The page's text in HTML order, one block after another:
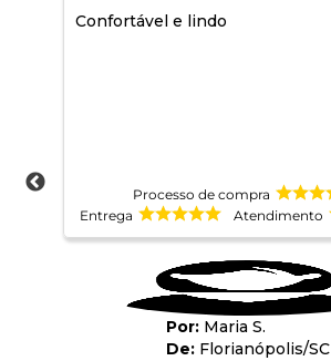
Confortável e lindo
Processo de compra
Entrega
Atendimento
Maria S.
Florianópolis/SC